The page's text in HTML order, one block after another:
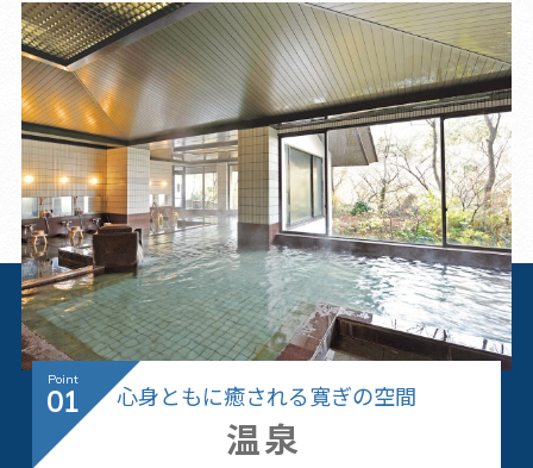
01 心身ともに癒される寛ぎの空間
温泉